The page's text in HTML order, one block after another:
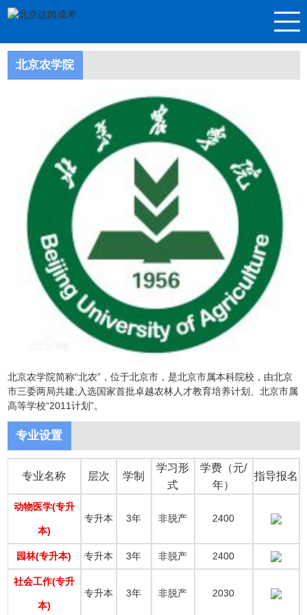
北京农学院
北京农学院简称“北农”，位于北京市，是北京市属本科院校，由北京
市三委两局共建;入选国家首批卓越农林人才教育培养计划、北京市属
高等学校“2011计划”。
专业设置
专业名称 层次 学制
学习形
式
学费（元/
年）
指导报名
动物医学(专升
本)
专升本 3年 非脱产 2400
园林(专升本) 专升本 3年 非脱产 2400
社会工作(专升
本)
专升本 3年 非脱产 2030